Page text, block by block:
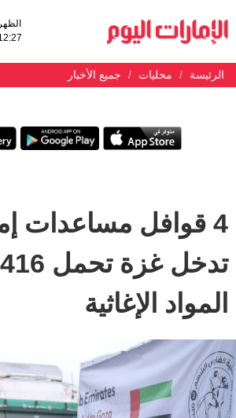
الظهر
الرئيسة محليات جميع الأخبار
4 قوافل مساعدات
المواد الإغاثية